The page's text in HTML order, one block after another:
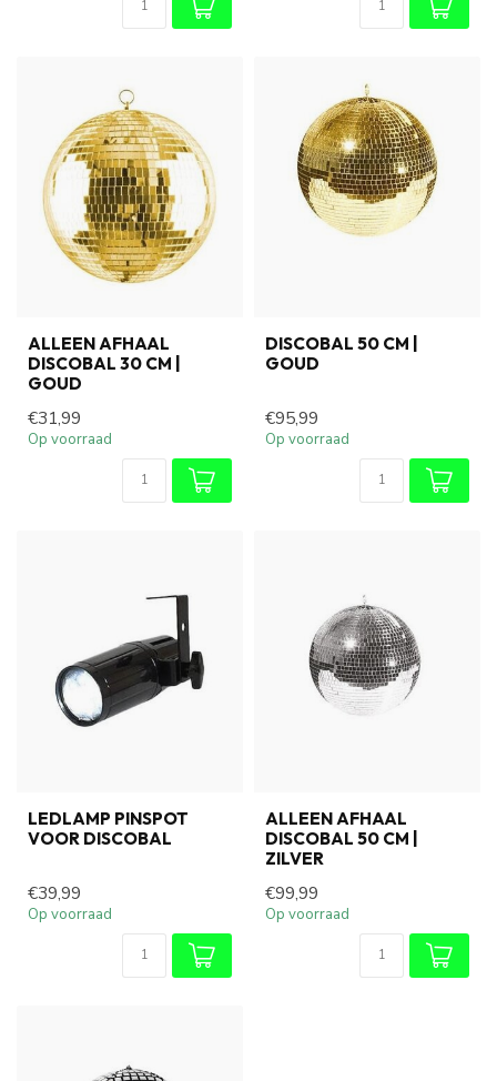
ALLEEN AFHAAL
DISCOBAL 30 CM |
GOUD
€31,99
Op voorraad
DISCOBAL 50 CM |
GOUD
€95,99
Op voorraad
LEDLAMP PINSPOT
VOOR DISCOBAL
€39,99
Op voorraad
ALLEEN AFHAAL
DISCOBAL 50 CM |
ZILVER
€99,99
Op voorraad